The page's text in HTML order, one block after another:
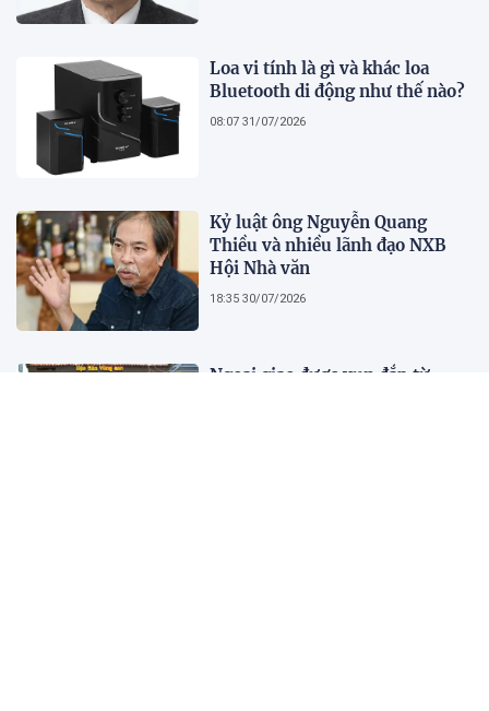
Loa vi tính là gì và khác loa
Bluetooth di động như thế nào?
08:07 31/07/2026
Kỷ luật ông Nguyễn Quang
Thiều và nhiều lãnh đạo NXB
Hội Nhà văn
18:35 30/07/2026
Ngoại giao được vun đắp từ